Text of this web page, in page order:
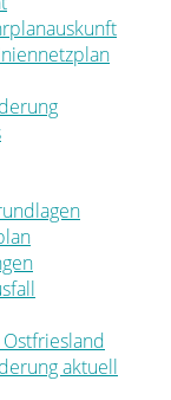
Ostfriesland
aktuell